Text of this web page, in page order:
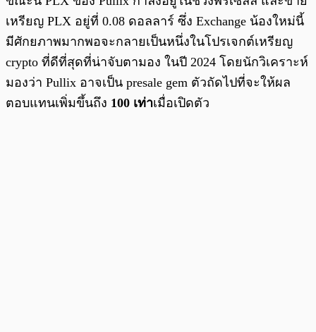
เหรียญ PLX อยู่ที่ 0.08 ดอลลาร์ ซึ่ง Exchange น้องใหม่นี้
มีศักยภาพมากพอจะกลายเป็นหนึ่งในโปรเจกต์เหรียญ
crypto ที่ดีที่สุดที่น่าจับตามอง ในปี 2024 โดยนักวิเคราะห์
มองว่า Pullix อาจเป็น presale gem ตัวถัดไปที่จะให้ผล
ตอบแทนเพิ่มขึ้นถึง 100 เท่าเมื่อเปิดตัว